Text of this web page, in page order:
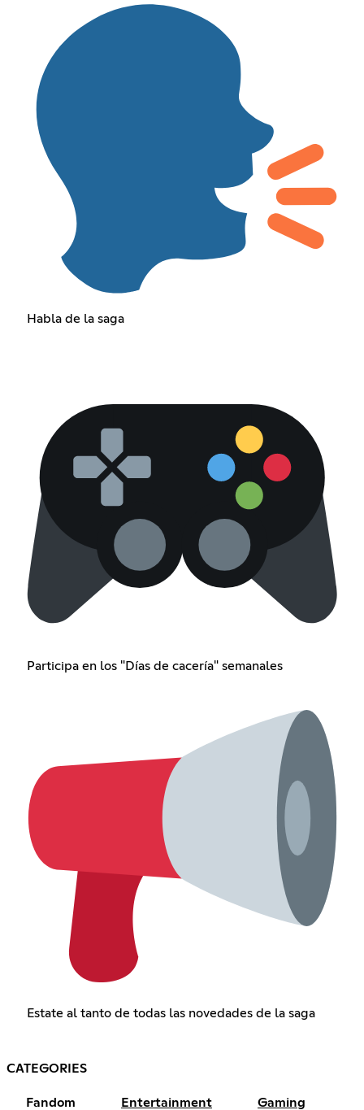
Habla de la saga
Participa en los "Días de cacería" semanales
Estate al tanto de todas las novedades de la saga
CATEGORIES
Fandom Entertainment Gaming